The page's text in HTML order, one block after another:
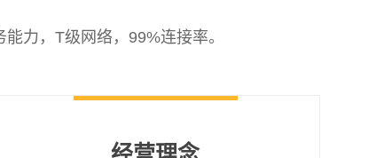
力，T级网络，99%连接率。